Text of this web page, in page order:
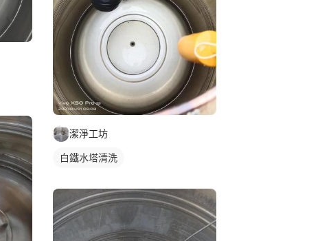
潔淨工坊
白鐵水塔清洗